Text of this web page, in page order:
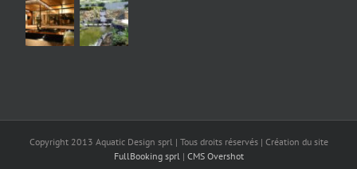
Copyright 2013 Aquatic Design sprl | Tous droits réservés | Création du site
FullBooking sprl | CMS Overshot